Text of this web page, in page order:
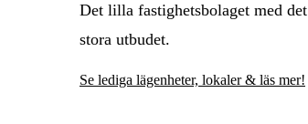
Det lilla fastighetsbolaget med det
stora utbudet.
Se lediga lägenheter, lokaler & läs mer!